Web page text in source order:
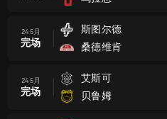
24 5月
完场
斯图尔德
桑德维肯
24 5月
完场
艾斯可
贝鲁姆